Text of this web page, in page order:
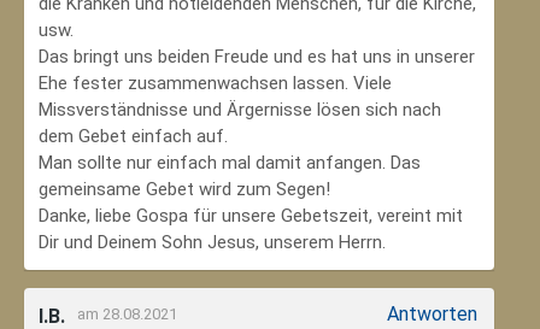
usw.
Das bringt uns beiden Freude und es hat uns in unserer
Ehe fester zusammenwachsen lassen. Viele
Missverständnisse und Ärgernisse lösen sich nach
dem Gebet einfach auf.
Man sollte nur einfach mal damit anfangen. Das
gemeinsame Gebet wird zum Segen!
Danke, liebe Gospa für unsere Gebetszeit, vereint mit
Dir und Deinem Sohn Jesus, unserem Herrn.
I.B. am 28.08.2021 Antworten